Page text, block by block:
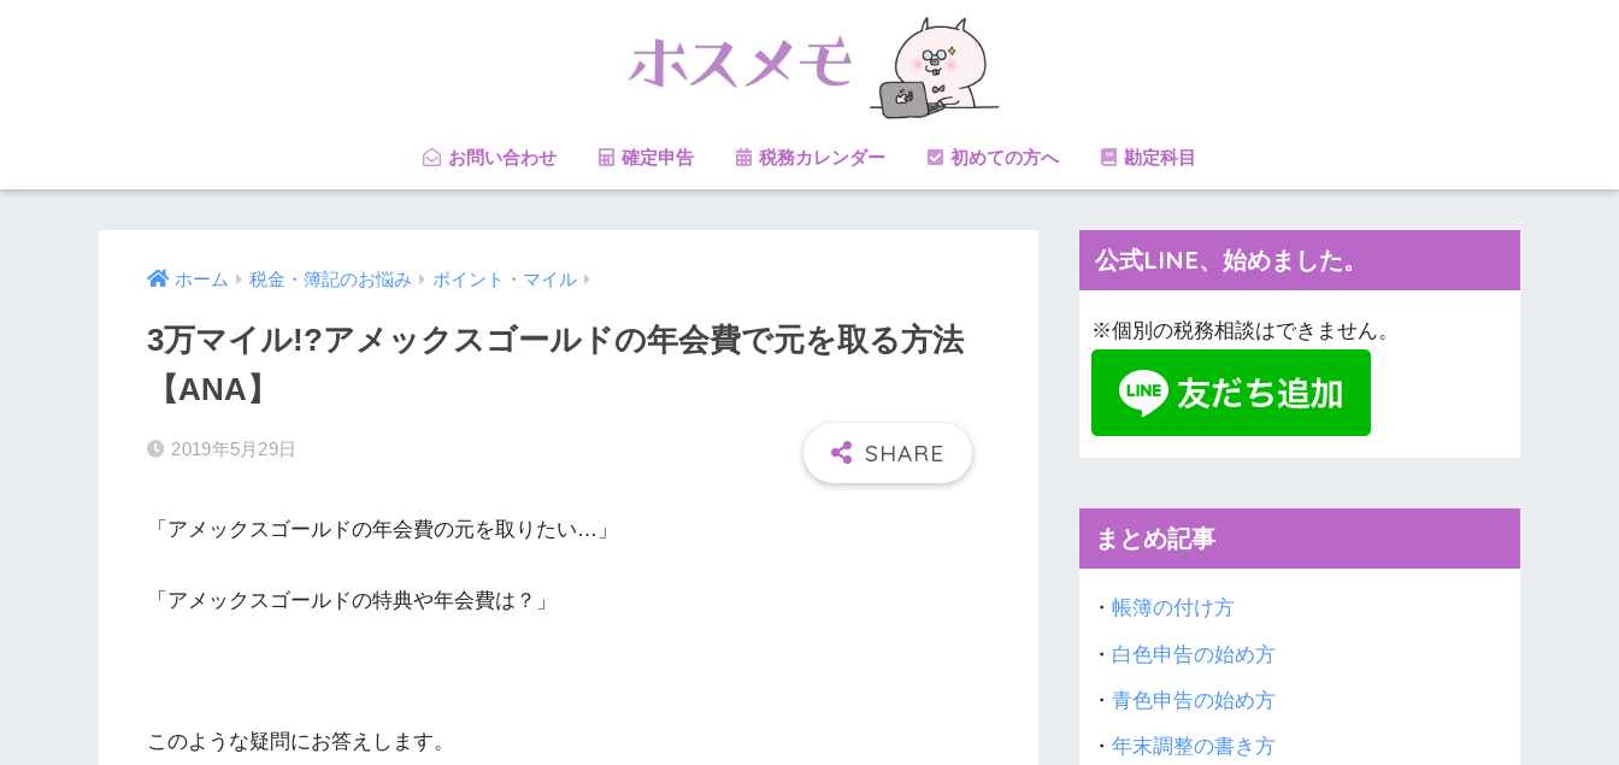
お問い合わせ 確定申告 税務カレンダー 初めての方へ 勘定科目
ホーム 税金・簿記のお悩み ポイント・マイル
3万マイル!?アメックスゴールドの年会費で元を取る方法
【ANA】
2019年5月29日
「アメックスゴールドの年会費の元を取りたい…」
「アメックスゴールドの特典や年会費は？」
このような疑問にお答えします。
公式LINE、始めました。
※個別の税務相談はできません。
まとめ記事
・帳簿の付け方
・ 白色申告の始め方
・青色申告の始め方
・年末調整の書き方